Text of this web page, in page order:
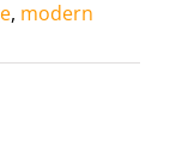
, modern